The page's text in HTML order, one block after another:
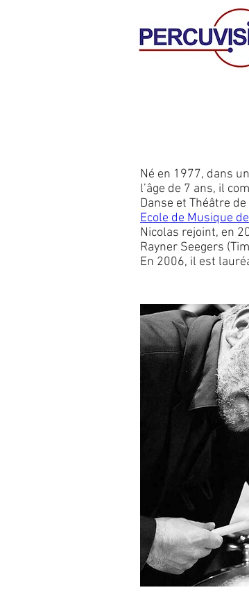
Né en 1977, dans
l’âge de 7 ans, il
Danse et Théâtre
Ecole de Musique
Nicolas rejoint, en
Rayner Seegers
En 2006, il est